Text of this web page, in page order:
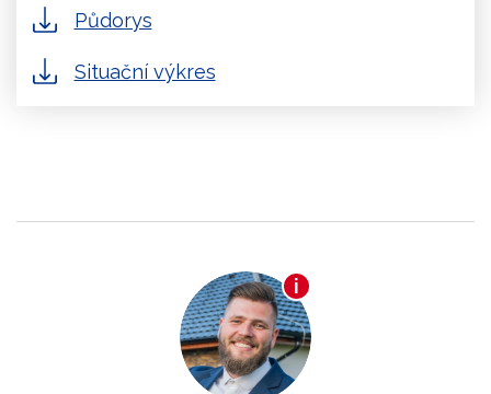
Půdorys
Situační výkres